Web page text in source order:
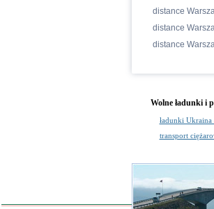
distance
distance
distance
Wolne ładunki i
ładunki
transport